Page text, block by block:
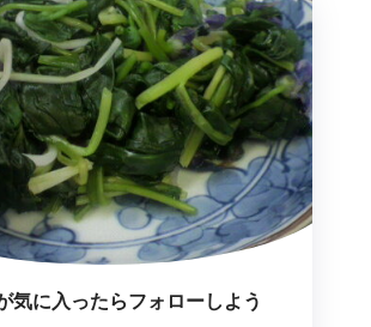
気に入ったらフォローしよう